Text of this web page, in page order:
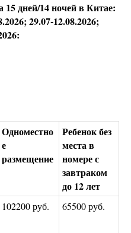
дней/14 ночей в Китае:
29.07-12.08.2026;
Одноместно
е
размещение
Ребенок без
места в
номере с
завтраком
до 12 лет
102200 руб. 65500 руб.